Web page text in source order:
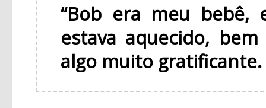
“Bob era meu
estava aquecido,
algo muito gratificante.